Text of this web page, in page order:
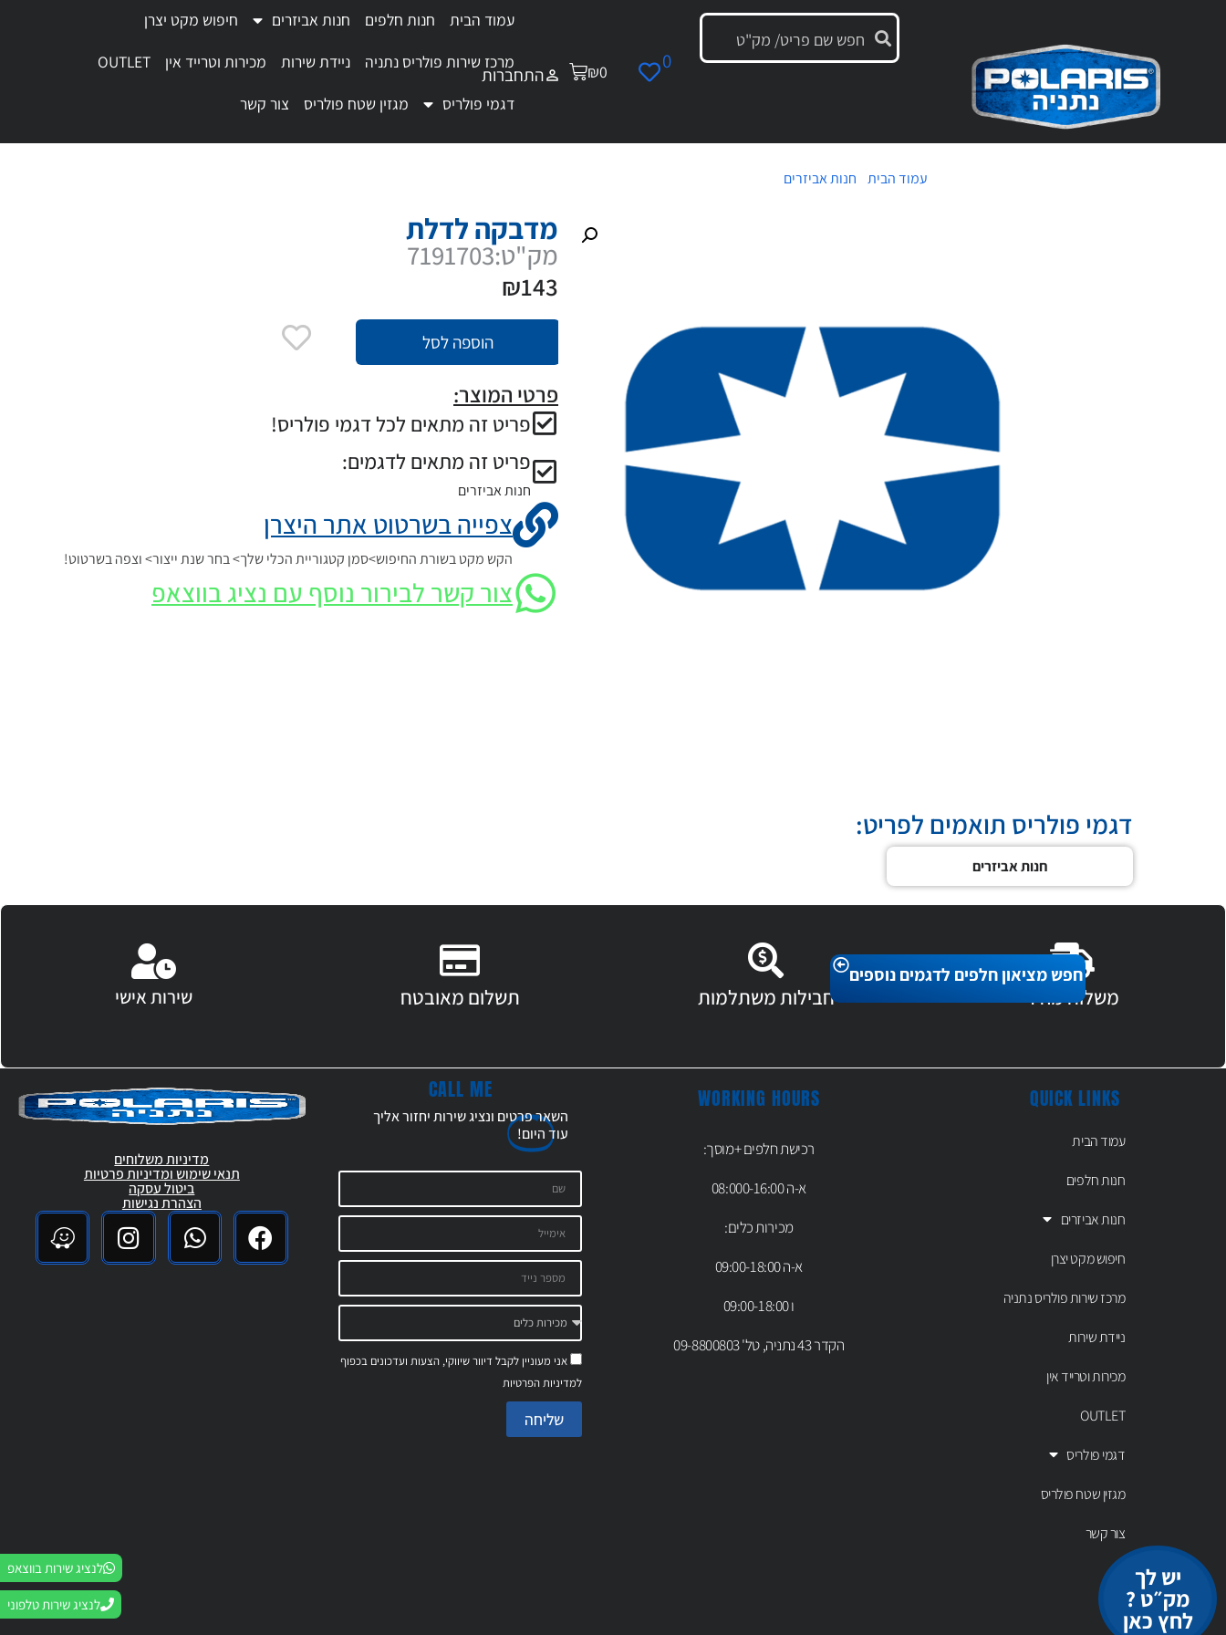
0
₪0 התחברות
עמוד הבית חנות חלפים חנות אביזרים
חיפוש מקט יצרן
מרכז שירות פולריס נתניה
ניידת שירות מכירות וטרייד אין
OUTLET
דגמי פולריס
מגזין שטח פולריס צור קשר
מדבקה לדלת
מק"ט:7191703
₪143
הוספה לסל
פרטי המוצר:
פריט זה מתאים לכל דגמי פולריס!
פריט זה מתאים לדגמים:
חנות אביזרים
צפייה בשרטוט אתר היצרן
הקש מקט בשורת החיפוש>סמן קטגוריית הכלי שלך> בחר שנת ייצור> וצפה בשרטוט!
צור קשר לבירור נוסף עם נציג בווצאפ
חפש מציאון חלפים לדגמים נוספים
עמוד הבית/ חנות אביזרים
דגמי פולריס תואמים לפריט:
חנות אביזרים
משלוח מהיר חבילות משתלמות תשלום מאובטח שירות אישי
QUICK LINKS
עמוד הבית
חנות חלפים
חנות אביזרים
חיפוש מקט יצרן
מרכז שירות פולריס נתניה
ניידת שירות
מכירות וטרייד אין
OUTLET
דגמי פולריס
מגזין שטח פולריס
צור קשר
יש לך
מק״ט ?
לחץ כאן
WORKING HOURS
רכישת חלפים +מוסך:
א-ה 08:000-16:00
מכירות כלים:
א-ה 09:00-18:00
ו 09:00-18:00
הקדר 43 נתניה, טל' 09-8800803
CALL ME
השאר פרטים ונציג שירות יחזור אליך
עודהיום!
אני מעוניין לקבל דיוור שיווקי, הצעות ועדכונים בכפוף
למדיניות הפרטיות
שליחה
לנציג שירות בווצאפ
לנציג שירות טלפוני
מדיניות משלוחים
תנאי שימוש ומדיניות פרטיות
ביטול עסקה
הצהרת נגישות